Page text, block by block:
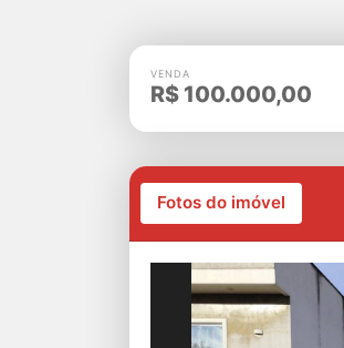
VENDA
R$ 100.000,00
Fotos do imóvel